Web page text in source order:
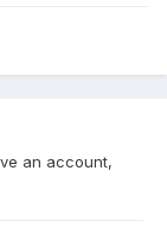
an account,